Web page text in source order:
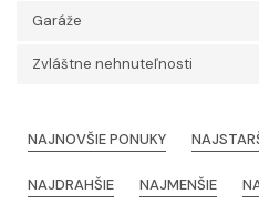
Garáže
Zvláštne nehnuteľnosti
NAJNOVŠIE PONUKY
NAJDRAHŠIE NAJMENŠIE